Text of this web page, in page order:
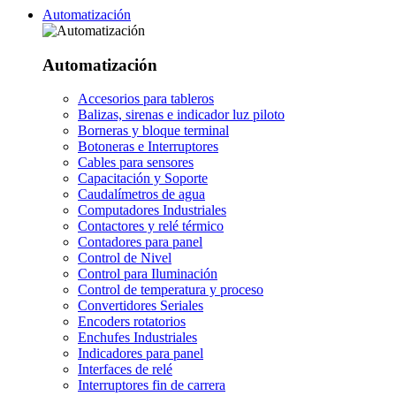
Automatización
Automatización
Accesorios para tableros
Balizas, sirenas e indicador luz piloto
Borneras y bloque terminal
Botoneras e Interruptores
Cables para sensores
Capacitación y Soporte
Caudalímetros de agua
Computadores Industriales
Contactores y relé térmico
Contadores para panel
Control de Nivel
Control para Iluminación
Control de temperatura y proceso
Convertidores Seriales
Encoders rotatorios
Enchufes Industriales
Indicadores para panel
Interfaces de relé
Interruptores fin de carrera